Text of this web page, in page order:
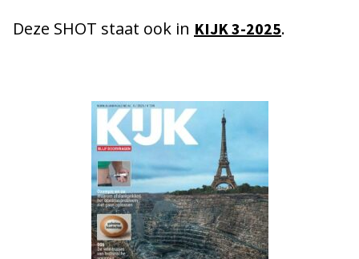
Deze SHOT staat ook in KIJK 3-2025.